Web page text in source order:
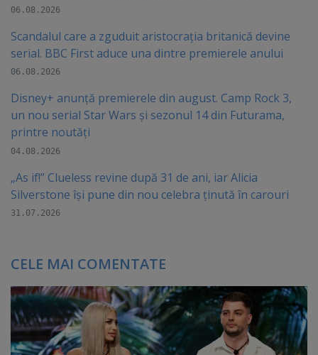
06.08.2026
Scandalul care a zguduit aristocrația britanică devine
serial. BBC First aduce una dintre premierele anului
06.08.2026
Disney+ anunță premierele din august. Camp Rock 3,
un nou serial Star Wars și sezonul 14 din Futurama,
printre noutăți
04.08.2026
„As if!” Clueless revine după 31 de ani, iar Alicia
Silverstone își pune din nou celebra ținută în carouri
31.07.2026
CELE MAI COMENTATE